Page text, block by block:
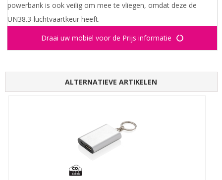
powerbank is ook veilig om mee te vliegen, omdat deze de
UN38.3-luchtvaartkeur heeft.
Draai uw mobiel voor de Prijs informatie
ALTERNATIEVE ARTIKELEN